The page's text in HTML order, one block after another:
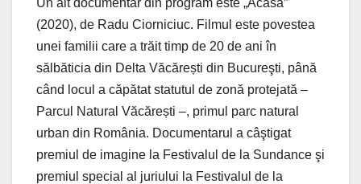
Un alt documentar din program este „Acasă”
(2020), de Radu Ciorniciuc. Filmul este povestea
unei familii care a trăit timp de 20 de ani în
sălbăticia din Delta Văcărești din Bucureşti, până
când locul a căpătat statutul de zonă protejată –
Parcul Natural Văcărești –, primul parc natural
urban din România. Documentarul a câştigat
premiul de imagine la Festivalul de la Sundance şi
premiul special al juriului la Festivalul de la